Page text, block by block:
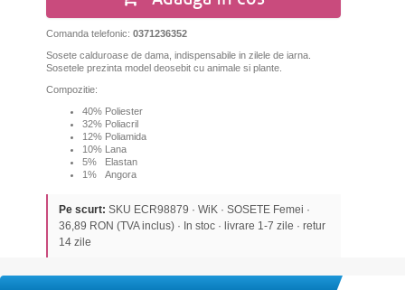
Comanda telefonic: 0371236352
Sosete calduroase de dama, indispensabile in zilele de iarna.
Sosetele prezinta model deosebit cu animale si plante.
Compozitie:
40% Poliester
32% Poliacril
12% Poliamida
10% Lana
5% Elastan
1% Angora
Pe scurt: SKU ECR98879 · WiK · SOSETE Femei ·
36,89 RON (TVA inclus) · In stoc · livrare 1-7 zile · retur
14 zile